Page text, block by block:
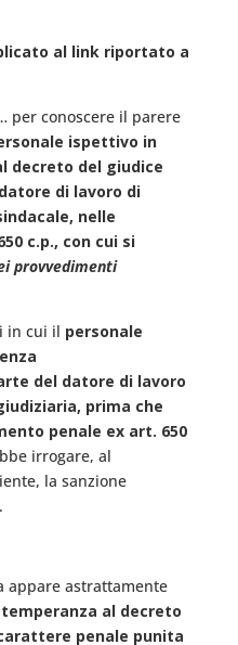
al link riportato a
per conoscere il parere
ispettivo in
decreto del giudice
di lavoro di
nelle
c.p., con cui si
provvedimenti
in cui il personale
del datore di lavoro
prima che
penale ex art. 650
irrogare, al
la sanzione
appare astrattamente
al decreto
penale punita